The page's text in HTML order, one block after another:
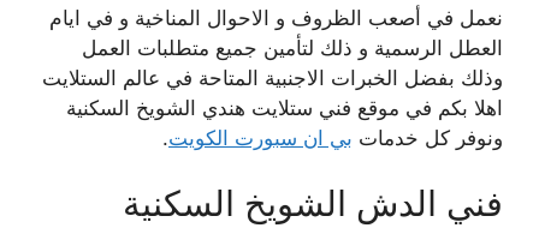
نعمل في أصعب الظروف و الاحوال المناخية و في ايام
العطل الرسمية و ذلك لتأمين جميع متطلبات العمل
وذلك بفضل الخبرات الاجنبية المتاحة في عالم الستلايت
اهلا بكم في موقع فني ستلايت هندي الشويخ السكنية
ونوفر كل خدمات بي ان سبورت الكويت.
فني الدش الشويخ السكنية